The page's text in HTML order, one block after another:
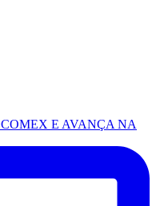
E AVANÇA NA